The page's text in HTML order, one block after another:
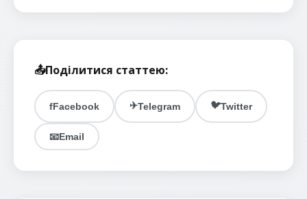
📤Поділитися статтею:
fFacebook ✈️Telegram 🐦Twitter
📧Email